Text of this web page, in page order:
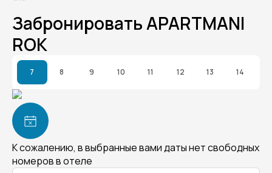
Забронировать APARTMANI
ROK
7 8 9 10 11 12 13 14
К сожалению, в выбранные вами даты нет свободных
номеров в отеле